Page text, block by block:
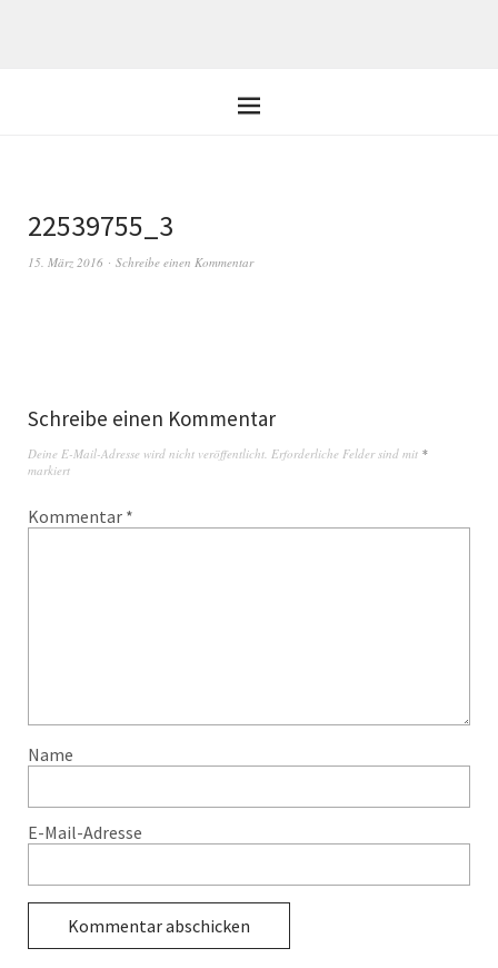
22539755_3
15. März 2016 Schreibe einen Kommentar
Schreibe einen Kommentar
Deine E-Mail-Adresse wird nicht veröffentlicht. Erforderliche Felder sind mit *
markiert
Kommentar *
Name
E-Mail-Adresse